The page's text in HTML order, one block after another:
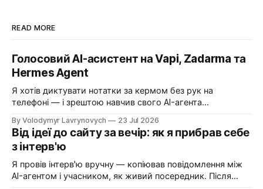
READ MORE
Голосовий AI-асистент на Vapi, Zadarma та
Hermes Agent
Я хотів диктувати нотатки за кермом без рук на
телефоні — і зрештою навчив свого AI-агента
номер Zadarma, дорогі помилки на старті і покроковий
рецепт, як зібрати те саме собі.
By Volodymyr Lavrynovych 23 Jul 2026
Від ідеї до сайту за вечір: як я прибрав себе
з інтерв'ю
Я провів інтерв'ю вручну — копіював повідомлення між
AI-агентом і учасником, як живий посередник. Після